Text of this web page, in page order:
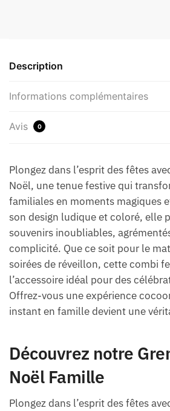
Description
Informations complémentaires
Avis 0
Plongez dans l’esprit des fêtes
Noël, une tenue festive qui
familiales en moments magiques
son design ludique et coloré, elle
souvenirs inoubliables,
complicité. Que ce soit pour le
soirées de réveillon, cette combi
l’accessoire idéal pour des
Offrez-vous une expérience
instant en famille devient une
Découvrez notre
Noël Famille
Plongez dans l’esprit des fêtes